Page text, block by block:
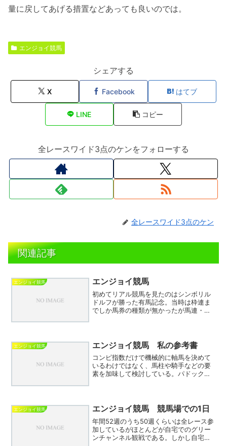
量に戻してあげる措置などあっても良いのでは。
エンジョイ競馬
シェアする
X Facebook はてブ
LINE コピー
全レースワイド3点のケンをフォローする
全レースワイド3点のケン
関連記事
エンジョイ競馬 エンジョイ競馬
初めてリアル競馬を見たのはシンボリル
ドルフが勝った有馬記念。当時は枠連ま
でしか馬券の種類が無かったが馬連・馬
連を中心に購入してい...
エンジョイ競馬 エンジョイ競馬 私の参考書
コンピ指数だけで機械的に軸馬を決めて
いるわけではなく、馬柱や騎手などの要
素を加味して検討している。パドックは
える。場体重の増減も取り...
エンジョイ競馬 エンジョイ競馬 競馬場での1日
年間52週のうち50週くらいは全レース参
加しているがほとんどが自宅でのグリー
ンチャンネル観戦である。しかし自宅か